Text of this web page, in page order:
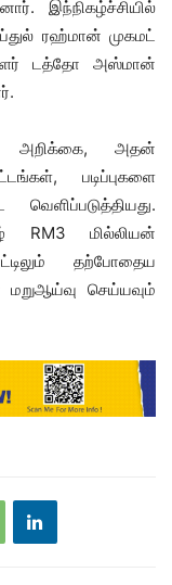
இந்நிகழ்ச்சியில்
ரஹ்மான் முகமட்
டத்தோ அஸ்மான்
அறிக்கை, அதன்
படிப்புகளை
மில்லியன்
தற்போதைய
செய்யவும்